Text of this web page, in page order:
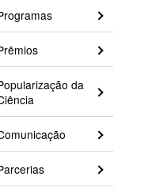
da